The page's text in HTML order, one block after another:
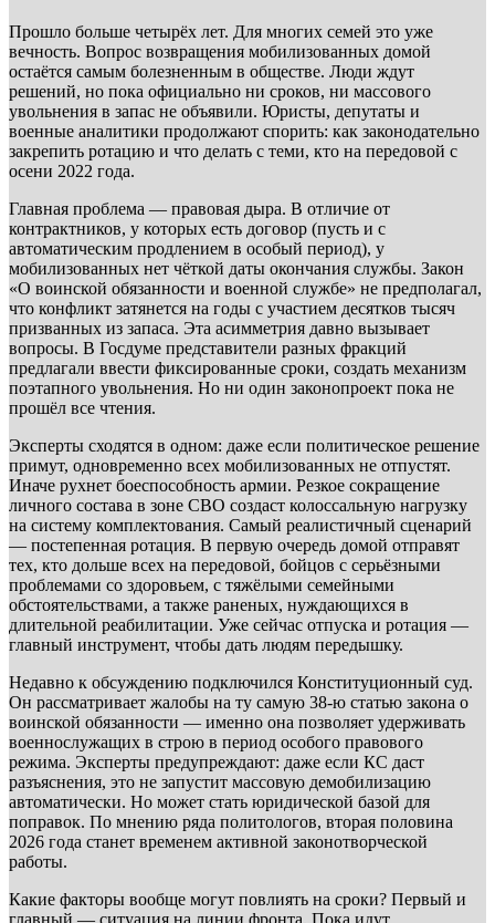
Прошло больше четырёх лет. Для многих семей это уже
вечность. Вопрос возвращения мобилизованных домой
остаётся самым болезненным в обществе. Люди ждут
решений, но пока официально ни сроков, ни массового
увольнения в запас не объявили. Юристы, депутаты и
военные аналитики продолжают спорить: как законодательно
закрепить ротацию и что делать с теми, кто на передовой с
осени 2022 года.
Главная проблема — правовая дыра. В отличие от
контрактников, у которых есть договор (пусть и с
автоматическим продлением в особый период), у
мобилизованных нет чёткой даты окончания службы. Закон
«О воинской обязанности и военной службе» не предполагал,
что конфликт затянется на годы с участием десятков тысяч
призванных из запаса. Эта асимметрия давно вызывает
вопросы. В Госдуме представители разных фракций
предлагали ввести фиксированные сроки, создать механизм
поэтапного увольнения. Но ни один законопроект пока не
прошёл все чтения.
Эксперты сходятся в одном: даже если политическое решение
примут, одновременно всех мобилизованных не отпустят.
Иначе рухнет боеспособность армии. Резкое сокращение
личного состава в зоне СВО создаст колоссальную нагрузку
на систему комплектования. Самый реалистичный сценарий
— постепенная ротация. В первую очередь домой отправят
тех, кто дольше всех на передовой, бойцов с серьёзными
проблемами со здоровьем, с тяжёлыми семейными
обстоятельствами, а также раненых, нуждающихся в
длительной реабилитации. Уже сейчас отпуска и ротация —
главный инструмент, чтобы дать людям передышку.
Недавно к обсуждению подключился Конституционный суд.
Он рассматривает жалобы на ту самую 38-ю статью закона о
воинской обязанности — именно она позволяет удерживать
военнослужащих в строю в период особого правового
режима. Эксперты предупреждают: даже если КС даст
разъяснения, это не запустит массовую демобилизацию
автоматически. Но может стать юридической базой для
поправок. По мнению ряда политологов, вторая половина
2026 года станет временем активной законотворческой
работы.
Какие факторы вообще могут повлиять на сроки? Первый и
главный — ситуация на линии фронта. Пока идут